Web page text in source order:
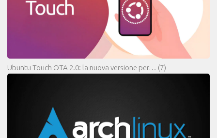
Ubuntu Touch OTA 2.0: la nuova versione per… (7)